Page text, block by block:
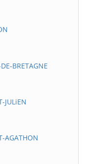
BRETAGNE